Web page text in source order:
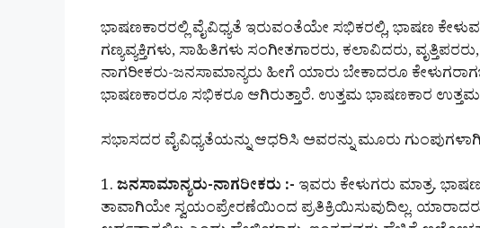
ಭಾಷಣಕಾರರಲ್ಲಿ ವೈವಿಧ್ಯತೆ ಇರುವಂತೆಯೇ ಸಭಿಕರಲ್ಲಿ, ಭಾಷಣ
ಗಣ್ಯವ್ಯಕ್ತಿಗಳು, ಸಾಹಿತಿಗಳು ಸಂಗೀತಗಾರರು, ಕಲಾವಿದರು, ವೃತ್ತಿಪರರು,
ನಾಗರೀಕರು-ಜನಸಾಮಾನ್ಯರು ಹೀಗೆ ಯಾರು ಬೇಕಾದರೂ
ಭಾಷಣಕಾರರೂ ಸಭಿಕರೂ ಆಗಿರುತ್ತಾರೆ. ಉತ್ತಮ ಭಾಷಣಕಾರ ಉತ್ತಮ
ಸಭಾಸದರ ವೈವಿಧ್ಯತೆಯನ್ನು ಆಧರಿಸಿ ಅವರನ್ನು ಮೂರು
1.ಜನಸಾಮಾನ್ಯರು-ನಾಗರೀಕರು :- ಇವರು ಕೇಳುಗರು ಮಾತ್ರ.
ತಾವಾಗಿಯೇ ಸ್ವಯಂಪ್ರೇರಣೆಯಿಂದ ಪ್ರತಿಕ್ರಿಯಿಸುವುದಿಲ್ಲ. ಯಾರಾದರೂ